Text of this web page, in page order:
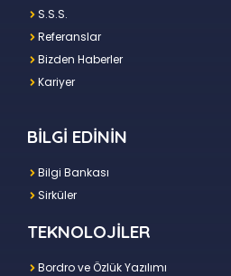
S.S.S.
Referanslar
Bizden Haberler
Kariyer
BİLGİ EDİNİN
Bilgi Bankası
Sirküler
TEKNOLOJİLER
Bordro ve Özlük Yazılımı